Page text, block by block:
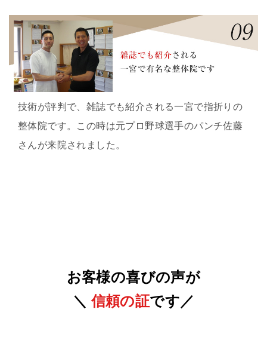
技術が評判で、雑誌でも紹介される一宮で指折りの
整体院です。この時は元プロ野球選手のパンチ佐藤
さんが来院されました。
お客様の喜びの声が
＼信頼の証です／